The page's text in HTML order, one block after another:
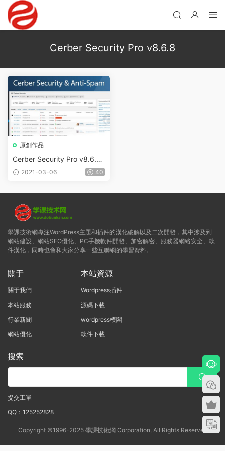
Cerber Security Pro v8.6.8
原創作品
Cerber Security Pro v8.6.8
漢化無限制版 – WordPress安
2021-03-06 40
學課技術網專注WordPress主題和插件的漢化破解以及二次開發，其中涉及到
網站建設、網站SEO優化、PC手機軟件開發、加密解密、服務器網絡安全、軟
件漢化，同時也會和大家分享一些互聯網的學習資料。
關于
關于我們
本站服務
行業新聞
網站優化
本站資源
Wordpress插件
源碼下載
wordpress模闆
軟件下載
搜索
提交工單
QQ：125252828
Copyright ©1996-2025 學課技術網 Corporation, All Rights Reserved